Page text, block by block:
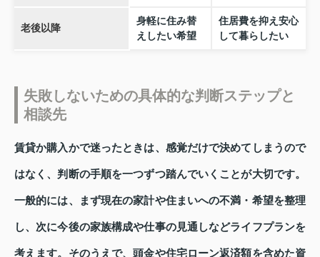
老後以降
身軽に住み替
えしたい希望
住居費を抑え安心
して暮らしたい
失敗しないための具体的な判断ステップと
相談先
賃貸か購入かで迷ったときは、感覚だけで決めてしまうので
はなく、判断の手順を一つずつ踏んでいくことが大切です。
一般的には、まず現在の家計や住まいへの不満・希望を整理
し、次に今後の家族構成や仕事の見通しなどライフプランを
考えます。そのうえで、頭金や住宅ローン返済額を含めた資